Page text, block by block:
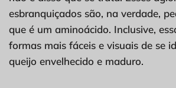
esbranquiçados são, na verdade,
que é um aminoácido. Inclusive,
formas mais fáceis e visuais de se
queijo envelhecido e maduro.